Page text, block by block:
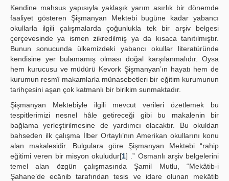
Kendine mahsus yapısıyla yaklaşık yarım asırlık bir dönemde
faaliyet gösteren Şişmanyan Mektebi bugüne kadar yabancı
okullarla ilgili çalışmalarda çoğunlukla tek bir arşiv belgesi
çerçevesinde ya ismen zikredilmiş ya da kısaca tanıtılmıştır.
Bunun sonucunda ülkemizdeki yabancı okullar literatüründe
kendisine yer bulamamış olması doğal karşılanmalıdır. Oysa
hem kurucusu ve müdürü Kevork Şişmanyan’ın hayatı hem de
kurumun resmî makamlarla münasebetleri bir eğitim kurumunun
tarihçesini aşan çok katmanlı bir birikim sunmaktadır.
Şişmanyan Mektebiyle ilgili mevcut verileri özetlemek bu
tespitlerimizi nesnel hâle getireceği gibi bu makalenin bir
bağlama yerleştirilmesine de yardımcı olacaktır. Bu okuldan
bahseden ilk çalışma İlber Ortaylı’nın Amerikan okullarını konu
alan makalesidir. Bulgulara göre Şişmanyan Mektebi “rahip
eğitimi veren bir misyon okuludur[1] .” Osmanlı arşiv belgelerini
temel alan özgün çalışmasında Şamil Mutlu, “Mekâtib-i
Şahane’de ecânib tarafından tesis ve idare olunan mekâtib